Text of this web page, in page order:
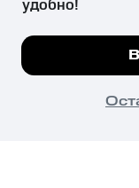
психотропных
их незаконный
законодательством
© 2026 ООО «КИОН».
Все права защищены
Мы
удобно!